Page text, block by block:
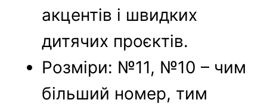
акцентів і швидких
дитячих проєктів.
Розміри: №11, №10 – чим
більший номер, тим